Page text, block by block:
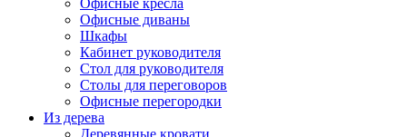
Офисные кресла
Офисные диваны
Шкафы
Кабинет руководителя
Стол для руководителя
Столы для переговоров
Офисные перегородки
Из дерева
Деревянные кровати